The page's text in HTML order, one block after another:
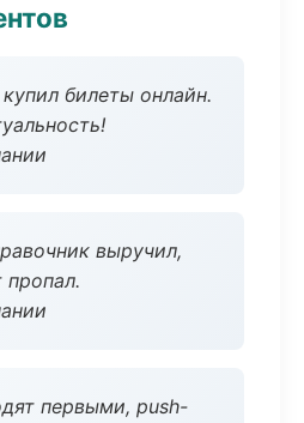
билеты онлайн.
выручил,
пропал.
первыми, push-